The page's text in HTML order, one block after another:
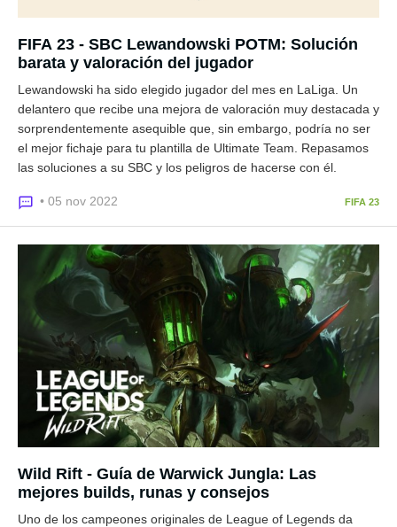
FIFA 23 - SBC Lewandowski POTM: Solución
barata y valoración del jugador
Lewandowski ha sido elegido jugador del mes en LaLiga. Un
delantero que recibe una mejora de valoración muy destacada y
sorprendentemente asequible que, sin embargo, podría no ser
el mejor fichaje para tu plantilla de Ultimate Team. Repasamos
las soluciones a su SBC y los peligros de hacerse con él.
• 05 nov 2022 FIFA 23
Wild Rift - Guía de Warwick Jungla: Las
mejores builds, runas y consejos
Uno de los campeones originales de League of Legends da